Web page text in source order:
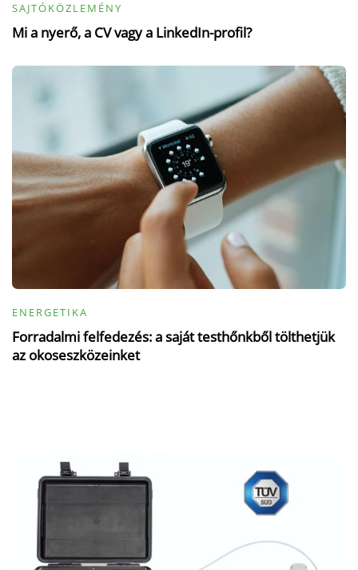
SAJTÓKÖZLEMÉNY
Mi a nyerő, a CV vagy a LinkedIn-profil?
ENERGETIKA
Forradalmi felfedezés: a saját testhőnkből tölthetjük
az okoseszközeinket